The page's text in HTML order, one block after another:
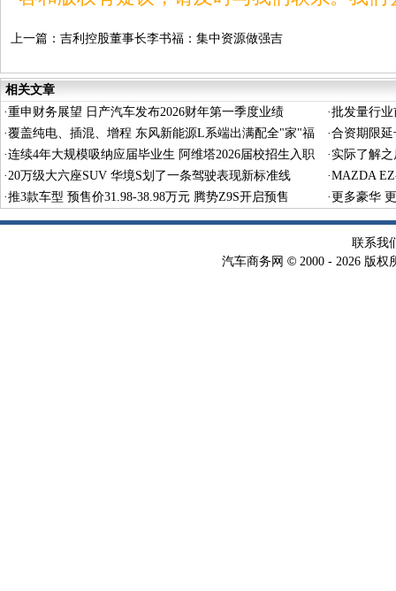
上一篇： 吉利控股董事长李书福：集中资源做强吉
相关文章
·重申财务展望 日产汽车发布2026财年第一季度业绩 ·批发量行
·覆盖纯电、插混、增程 东风新能源L系端出满配全"家"福 ·合资期限
·连续4年大规模吸纳应届毕业生 阿维塔2026届校招生入职 ·实际了解
·20万级大六座SUV 华境S划了一条驾驶表现新标准线 ·MAZDA
·推3款车型 预售价31.98-38.98万元 腾势Z9S开启预售 · 更多豪华
联系我
汽车商务网 © 2000 - 2026 版权